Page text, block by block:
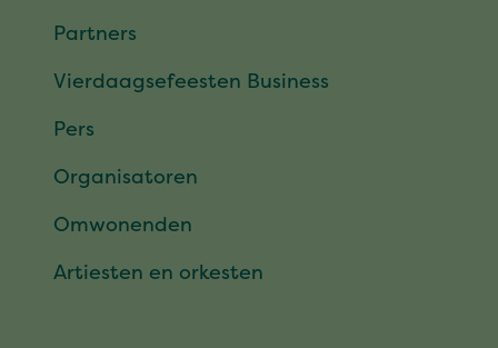
Partners
Vierdaagsefeesten Business
Pers
Organisatoren
Omwonenden
Artiesten en orkesten